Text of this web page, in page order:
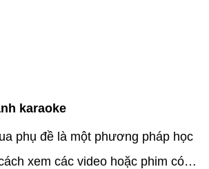
karaoke
phụ đề là một phương pháp học
xem các video hoặc phim có